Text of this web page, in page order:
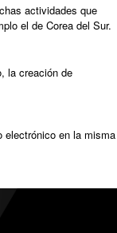
actividades que
el de Corea del Sur.
la creación de
electrónico en la misma